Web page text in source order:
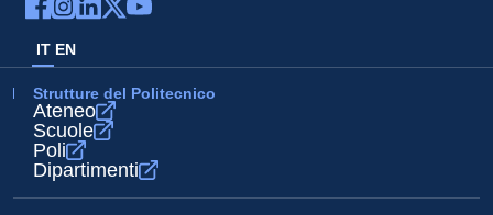
IT EN
Strutture del Politecnico
Ateneo
Scuole
Poli
Dipartimenti